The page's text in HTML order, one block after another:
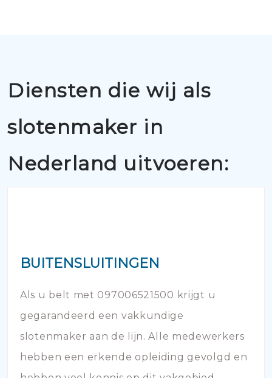
Diensten die wij als
slotenmaker in
Nederland uitvoeren:
BUITENSLUITINGEN
Als u belt met 097006521500 krijgt u
gegarandeerd een vakkundige
slotenmaker aan de lijn. Alle medewerkers
hebben een erkende opleiding gevolgd en